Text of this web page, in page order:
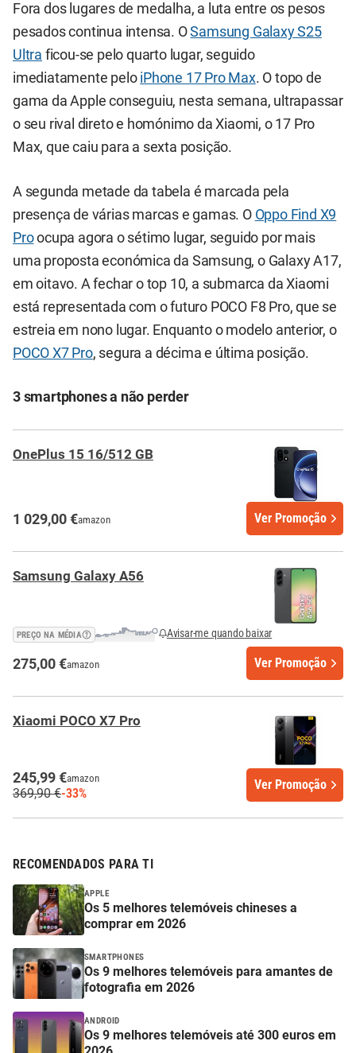
Fora dos lugares de medalha, a luta entre os pesos
pesados continua intensa. OSamsung Galaxy S25
Ultra ficou-se pelo quarto lugar, seguido
imediatamente pelo iPhone 17 Pro Max. O topo de
gama da Apple conseguiu, nesta semana, ultrapassar
o seu rival direto e homónimo da Xiaomi, o 17 Pro
Max, que caiu para a sexta posição.
A segunda metade da tabela é marcada pela
presença de várias marcas e gamas. O Oppo Find X9
Proocupa agora o sétimo lugar, seguido por mais
uma proposta económica da Samsung, o Galaxy A17,
em oitavo. A fechar o top 10, a submarca da Xiaomi
está representada com o futuro POCO F8 Pro, que se
estreia em nono lugar. Enquanto o modelo anterior, o
POCO X7 Pro, segura a décima e última posição.
3 smartphones a não perder
OnePlus 15 16/512 GB
1 029,00 €amazon Ver Promoção
Samsung Galaxy A56
PREÇO NA MÉDIA Avisar-me quando baixar
275,00 €amazon Ver Promoção
Xiaomi POCO X7 Pro
245,99 €amazon
369,90 €-33%
Ver Promoção
RECOMENDADOS PARA TI
APPLE
Os 5 melhores telemóveis chineses a
comprar em 2026
SMARTPHONES
Os 9 melhores telemóveis para amantes de
fotografia em 2026
ANDROID
Os 9 melhores telemóveis até 300 euros em